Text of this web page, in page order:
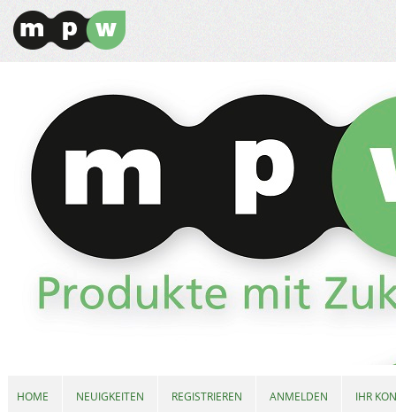
HOME NEUIGKEITEN REGISTRIEREN ANMELDEN IHR